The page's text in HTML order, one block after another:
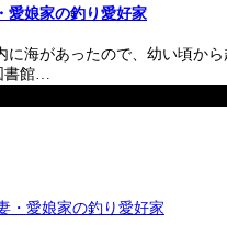
愛娘家の釣り愛好家
に海があったので、幼い頃か
書館…